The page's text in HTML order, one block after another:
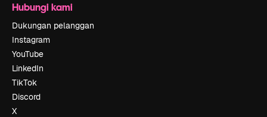
Hubungi kami
Dukungan pelanggan
Instagram
YouTube
LinkedIn
TikTok
Discord
X